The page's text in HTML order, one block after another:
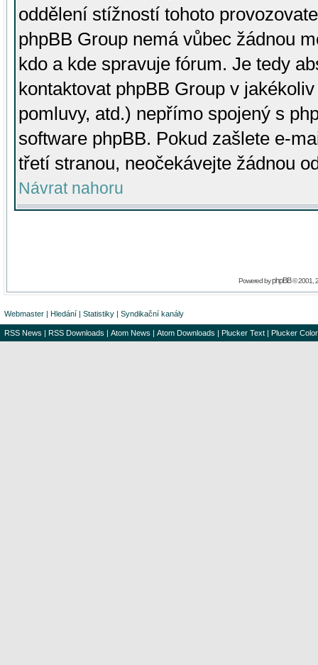
oddělení stížností tohoto
phpBB Group nemá vůbec žádnou
kdo a kde spravuje fórum. Je tedy
kontaktovat phpBB Group v
pomluvy, atd.) nepřímo spojený s
software phpBB. Pokud zašlete e-
třetí stranou, neočekávejte žádnou
Návrat nahoru
Powered byphpBB© 2001,
Webmaster | Hledání | Statistiky | Syndikační kanály
RSS News | RSS Downloads | Atom News | Atom Downloads | Plucker Text | Plucker Color